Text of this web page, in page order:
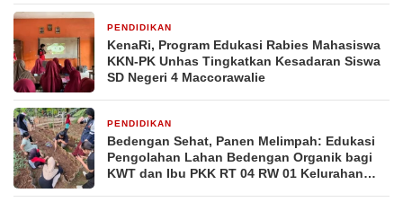
PENDIDIKAN
KenaRi, Program Edukasi Rabies Mahasiswa
KKN-PK Unhas Tingkatkan Kesadaran Siswa
SD Negeri 4 Maccorawalie
PENDIDIKAN
Bedengan Sehat, Panen Melimpah: Edukasi
Pengolahan Lahan Bedengan Organik bagi
KWT dan Ibu PKK RT 04 RW 01 Kelurahan